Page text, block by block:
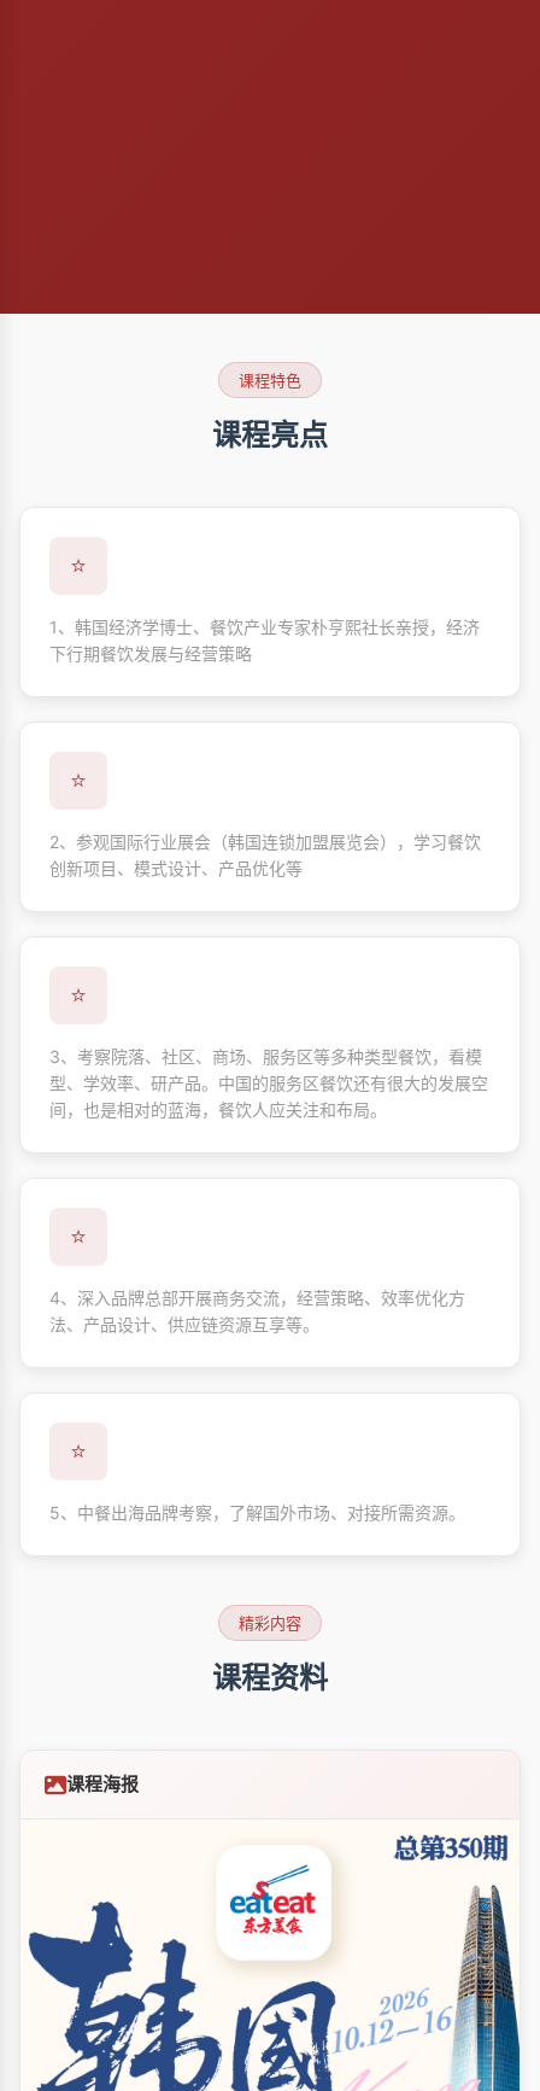
课程特色
课程亮点
⭐
1、韩国经济学博士、餐饮产业专家朴亨熙社长亲授，经济
下行期餐饮发展与经营策略
⭐
2、参观国际行业展会（韩国连锁加盟展览会），学习餐饮
创新项目、模式设计、产品优化等
⭐
3、考察院落、社区、商场、服务区等多种类型餐饮，看模
型、学效率、研产品。中国的服务区餐饮还有很大的发展空
间，也是相对的蓝海，餐饮人应关注和布局。
⭐
4、深入品牌总部开展商务交流，经营策略、效率优化方
法、产品设计、供应链资源互享等。
⭐
5、中餐出海品牌考察，了解国外市场、对接所需资源。
精彩内容
课程资料
课程海报